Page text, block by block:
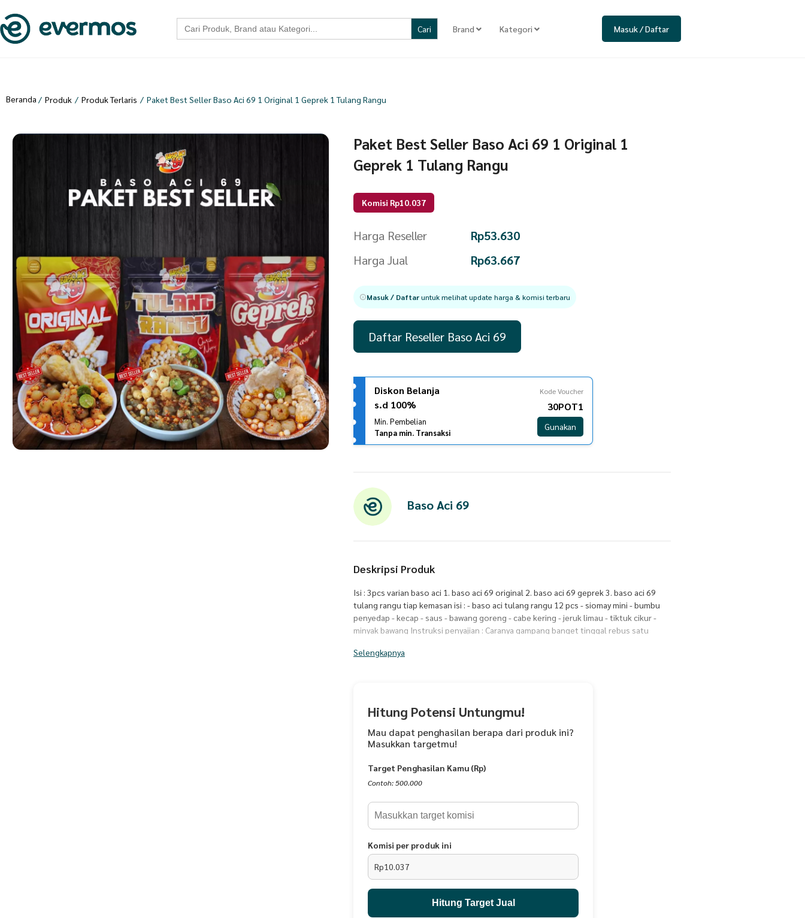
Search
for: Brand Kategori Masuk / Daftar
Beranda / Produk / Produk Terlaris / Paket Best Seller Baso Aci 69 1 Original 1 Geprek 1 Tulang Rangu
Paket Best Seller Baso Aci 69 1 Original 1
Geprek 1 Tulang Rangu
Komisi Rp10.037
Harga Reseller Rp53.630
Harga Jual
Rp63.667
Masuk / Daftaruntuk melihat update harga & komisi terbaru
Daftar Reseller Baso Aci 69
Diskon Belanja
s.d 100%
Min. Pembelian
Tanpa min. Transaksi
Kode Voucher
30POT1
Gunakan
Baso Aci 69
Deskripsi Produk
Isi : 3pcs varian baso aci 1. baso aci 69 original 2. baso aci 69 geprek 3. baso aci 69
tulang rangu tiap kemasan isi : - baso aci tulang rangu 12 pcs - siomay mini - bumbu
penyedap - kecap - saus - bawang goreng - cabe kering - jeruk limau - tiktuk cikur -
minyak bawang Instruksi penyajian : Caranya gampang banget tinggal rebus satu
dalam mangkok yang sudah siap Masukan cabe dan toping sesuai selera Nomor Halal :
Selengkapnya
Hitung Potensi Untungmu!
Mau dapat penghasilan berapa dari produk ini?
Masukkan targetmu!
Target Penghasilan Kamu (Rp)
Contoh: 500.000
Komisi per produk ini
Rp10.037
Hitung Target Jual